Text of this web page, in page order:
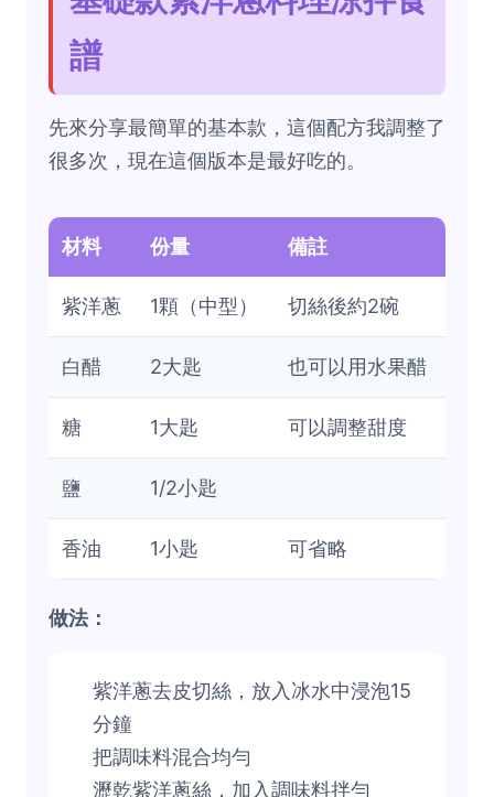
譜
先來分享最簡單的基本款，這個配方我調整了
很多次，現在這個版本是最好吃的。
材料 份量 備註
紫洋蔥 1顆（中型） 切絲後約2碗
白醋 2大匙 也可以用水果醋
糖 1大匙 可以調整甜度
鹽 1/2小匙
香油 1小匙 可省略
做法：
紫洋蔥去皮切絲，放入冰水中浸泡15
分鐘
把調味料混合均勻
瀝乾紫洋蔥絲，加入調味料拌勻